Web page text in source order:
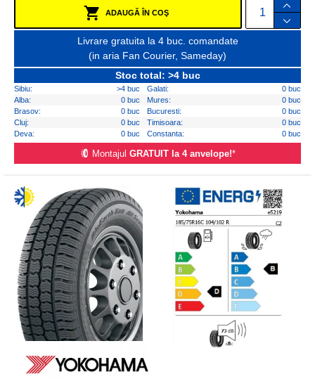
ADAUGĂ ÎN COŞ
Livrare gratuita la 4 buc. comandate
(in aria Fan Courier, Sameday)
Stoc total: >4 buc
Sibiu: >4 buc Galati:
0 buc
Alba:
0 buc Mures:
0 buc
Brasov:
0 buc Bucuresti:
0 buc
Cluj:
0 buc Timisoara:
0 buc
Deva:
0 buc Constanta: 0 buc
Montajul GRATUIT la 4 anvelope!*